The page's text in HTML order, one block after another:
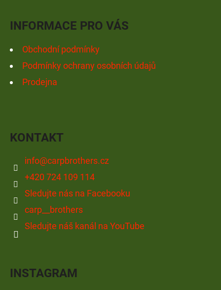
INFORMACE PRO VÁS
Obchodní podmínky
Podmínky ochrany osobních údajů
Prodejna
KONTAKT
info@carpbrothers.cz
+420 724 109 114
Sledujte nás na Facebooku
carp__brothers
Sledujte náš kanál na YouTube
INSTAGRAM